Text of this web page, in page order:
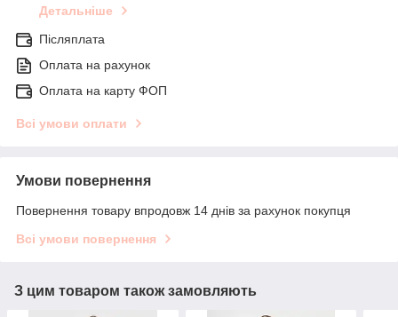
Детальніше
Післяплата
Оплата на рахунок
Оплата на карту ФОП
Всі умови оплати
Умови повернення
Повернення товару впродовж 14 днів за рахунок покупця
Всі умови повернення
З цим товаром також замовляють